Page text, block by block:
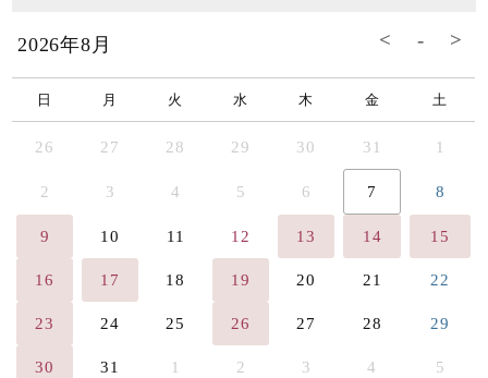
2026年8月
日 月 火 水 木 金 土
26 27 28 29 30 31 1
2 3 4 5 6 7 8
9 10 11 12 13 14 15
16 17 18 19 20 21 22
23 24 25 26 27 28 29
30 31 1 2 3 4 5